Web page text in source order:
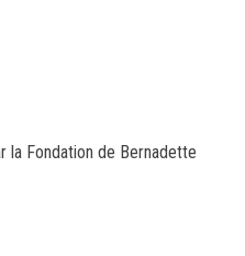
la Fondation de Bernadette